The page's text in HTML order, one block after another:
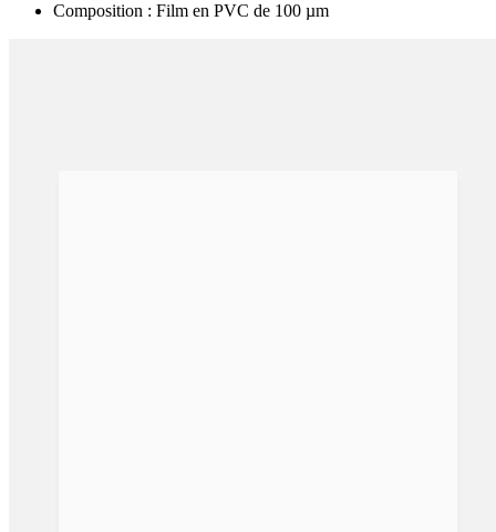
Composition : Film en PVC de 100 µm